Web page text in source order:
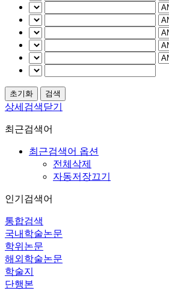
상세검색닫기
최근검색어
최근검색어 옵션
전체삭제
자동저장끄기
인기검색어
통합검색
국내학술논문
학위논문
해외학술논문
학술지
단행본